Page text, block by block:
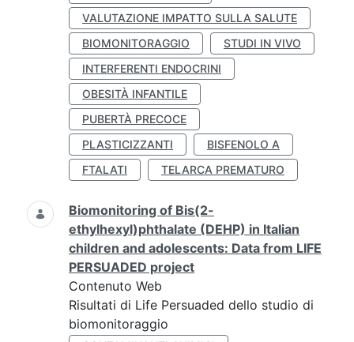
VALUTAZIONE IMPATTO SULLA SALUTE
BIOMONITORAGGIO
STUDI IN VIVO
INTERFERENTI ENDOCRINI
OBESITÀ INFANTILE
PUBERTÀ PRECOCE
PLASTICIZZANTI
BISFENOLO A
FTALATI
TELARCA PREMATURO
Biomonitoring of Bis(2-
ethylhexyl)phthalate (DEHP) in Italian
children and adolescents: Data from LIFE
PERSUADED project
Contenuto Web
Risultati di Life Persuaded dello studio di
biomonitoraggio